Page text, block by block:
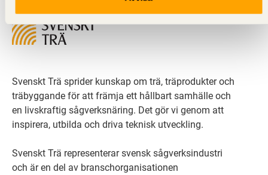
Svenskt Trä sprider kunskap om trä, träprodukter och
träbyggande för att främja ett hållbart samhälle och
en livskraftig sågverksnäring. Det gör vi genom att
inspirera, utbilda och driva teknisk utveckling.
Svenskt Trä representerar svensk sågverksindustri
och är en del av branschorganisationen